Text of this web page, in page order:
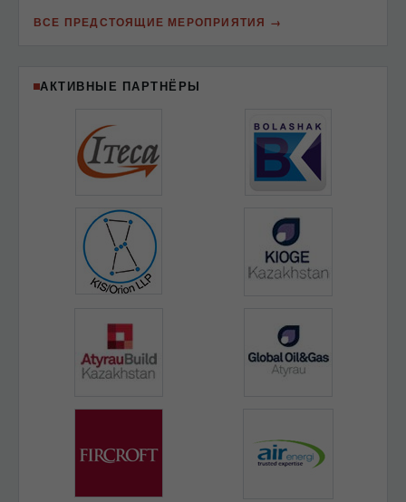
ВСЕ ПРЕДСТОЯЩИЕ МЕРОПРИЯТИЯ
АКТИВНЫЕ ПАРТНЁРЫ